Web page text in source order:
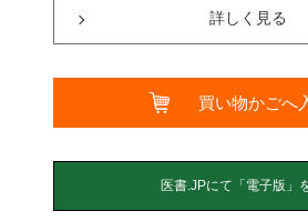
詳しく見る
買い物かごへ